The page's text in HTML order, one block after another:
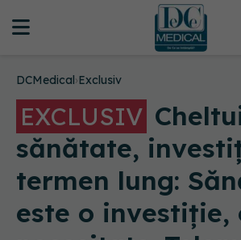
DCMedical›Exclusiv
EXCLUSIV
sănătate,
termen lung:
este o investiție,